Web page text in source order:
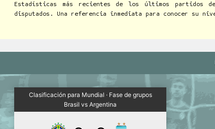
Estadísticas más recientes de los últimos partidos
disputados. Una referencia inmediata para conocer su
Clasificación para Mundial · Fase de grupos
Brasil vs Argentina